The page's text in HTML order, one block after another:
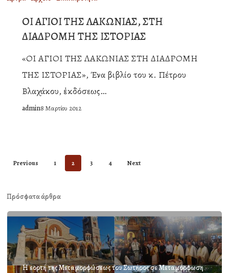
Μητροπολίτου
ΣΤΗ
ΔΙΑΔΡΟΜΗ
ΤΗΣ
ΙΣΤΟΡΙΑΣ
ΟΙ ΑΓΙΟΙ ΤΗΣ ΛΑΚΩΝΙΑΣ, ΣΤΗ
ΔΙΑΔΡΟΜΗ ΤΗΣ ΙΣΤΟΡΙΑΣ
«ΟΙ ΑΓΙΟΙ ΤΗΣ ΛΑΚΩΝΙΑΣ ΣΤΗ ΔΙΑΔΡΟΜΗ
ΤΗΣ ΙΣΤΟΡΙΑΣ», Ένα βιβλίο του κ. Πέτρου
Βλαχάκου, ἐκδόσεως…
admin8 Μαρτίου 2012
Previous 1 2 3 4 Next
Πρόσφατα άρθρα
Η εορτή της Μεταμορφώσεως του Σωτήρος σε Μεταμόρφωση